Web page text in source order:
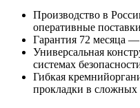
Производство в
оперативные
Гарантия 72 месяца
Универсальная
системах
Гибкая
прокладки в сложных